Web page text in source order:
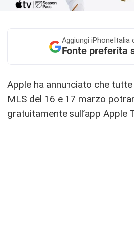
Aggiungi iPhoneItalia
Fonte preferita
Apple ha annunciato che
MLS del 16 e 17 marzo
gratuitamente sull’app Apple